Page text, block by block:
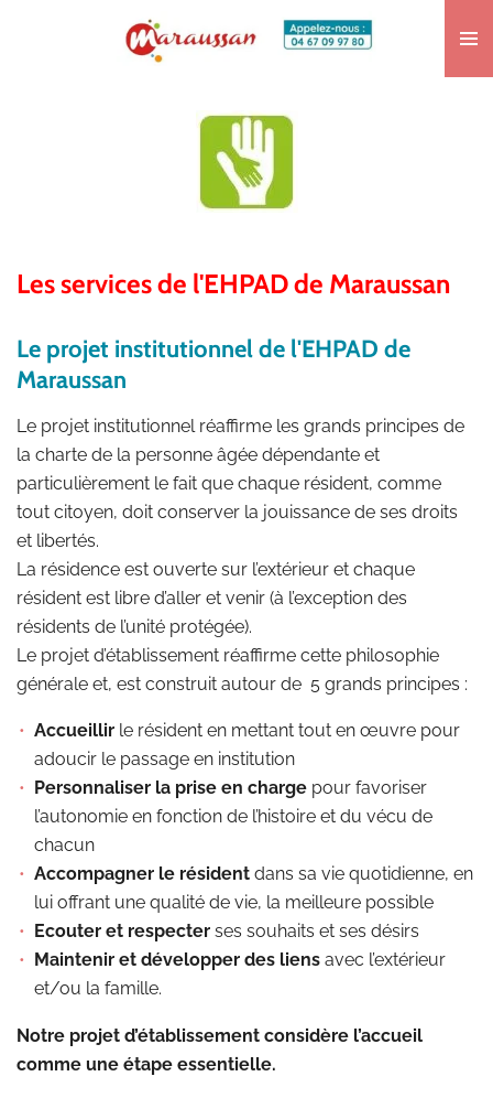
Les services de l'EHPAD de Maraussan
Le projet institutionnel de l'EHPAD de
Maraussan
Le projet institutionnel réaffirme les grands principes de
la charte de la personne âgée dépendante et
particulièrement le fait que chaque résident, comme
tout citoyen, doit conserver la jouissance de ses droits
et libertés.
La résidence est ouverte sur l’extérieur et chaque
résident est libre d’aller et venir (à l’exception des
résidents de l’unité protégée).
Le projet d’établissement réaffirme cette philosophie
générale et, est construit autour de 5 grands principes :
Accueillirle résident en mettant tout en œuvre pour
adoucir le passage en institution
Personnaliser la prise en chargepour favoriser
l’autonomie en fonction de l’histoire et du vécu de
chacun
Accompagner le résidentdans sa vie quotidienne, en
lui offrant une qualité de vie, la meilleure possible
Ecouter et respecterses souhaits et ses désirs
Maintenir et développer des liensavec l’extérieur
et/ou la famille.
Notre projet d’établissement considère l’accueil
comme une étape essentielle.